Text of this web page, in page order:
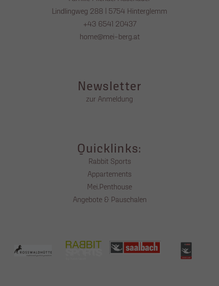
Lindlingweg 288 | 5754 Hinterglemm
+43 6541 20437
home@mei-berg.at
Newsletter
zur Anmeldung
Quicklinks:
Rabbit Sports
Appartements
Mei.Penthouse
Angebote & Pauschalen